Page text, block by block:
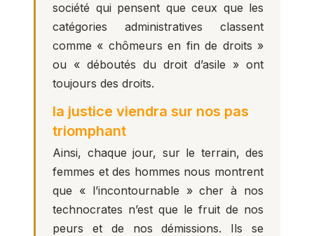
société qui pensent que ceux que les
catégories administratives classent
comme « chômeurs en fin de droits »
ou « déboutés du droit d’asile » ont
toujours des droits.
la justice viendra sur nos pas
triomphant
Ainsi, chaque jour, sur le terrain, des
femmes et des hommes nous montrent
que « l’incontournable » cher à nos
technocrates n’est que le fruit de nos
peurs et de nos démissions. Ils se